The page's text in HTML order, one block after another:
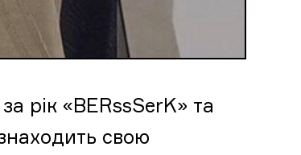
рік «BERssSerK» та
свою